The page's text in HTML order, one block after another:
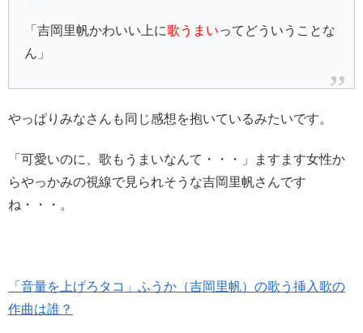
「吉岡里帆かわいい上に歌うまいってどういうことな
ん」
やっぱりみなさんも同じ感想を抱いているみたいです。
「可愛いのに、歌もうまいなんて・・・」ますます女性か
らやっかみの視線で見られそうな吉岡里帆さんです
ね・・・。
「音量を上げろタコ」ふうか（吉岡里帆）の歌う挿入歌の
作曲は誰？